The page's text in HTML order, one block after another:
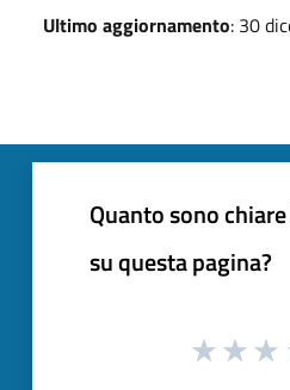
Ultimo aggiornamento: 30
Quanto sono
su questa pagina?